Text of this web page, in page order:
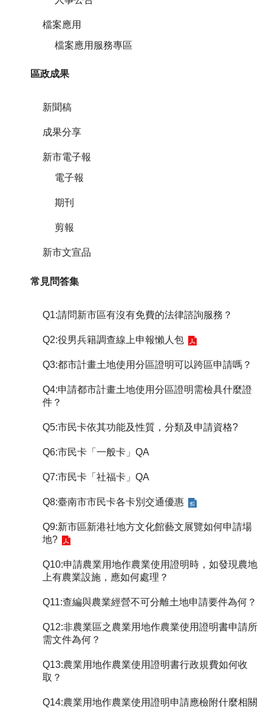
檔案應用
檔案應用服務專區
區政成果
新聞稿
成果分享
新市電子報
電子報
期刊
剪報
新市文宣品
常見問答集
Q1:請問新市區有沒有免費的法律諮詢服務？
Q2:役男兵籍調查線上申報懶人包
Q3:都市計畫土地使用分區證明可以跨區申請嗎？
Q4:申請都市計畫土地使用分區證明需檢具什麼證
件？
Q5:市民卡依其功能及性質，分類及申請資格?
Q6:市民卡「一般卡」QA
Q7:市民卡「社福卡」QA
Q8:臺南市市民卡各卡別交通優惠
Q9:新市區新港社地方文化館藝文展覽如何申請場
地?
Q10:申請農業用地作農業使用證明時，如發現農地
上有農業設施，應如何處理？
Q11:查編與農業經營不可分離土地申請要件為何？
Q12:非農業區之農業用地作農業使用證明書申請所
需文件為何？
Q13:農業用地作農業使用證明書行政規費如何收
取？
Q14:農業用地作農業使用證明申請應檢附什麼相關